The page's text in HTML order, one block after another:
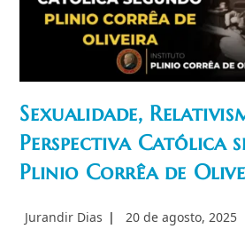
Sexualidade,
Perspectiva Católica
Plinio Corrêa de
Autor
Jurandir Dias
Post
20 de agosto, 2025